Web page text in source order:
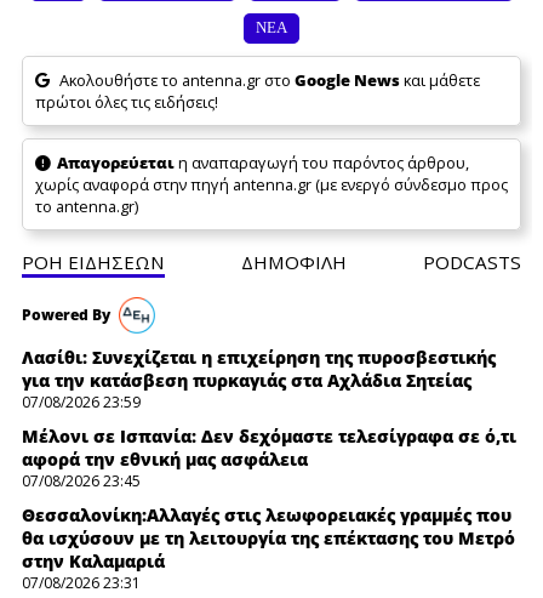
ΝΕΑ
Ακολουθήστε το antenna.gr στο Google Newsκαι μάθετε
πρώτοι όλες τις ειδήσεις!
Απαγορεύεταιη αναπαραγωγή του παρόντος άρθρου,
χωρίς αναφορά στην πηγή antenna.gr (με ενεργό σύνδεσμο προς
το antenna.gr)
ΡΟΗ ΕΙΔΗΣΕΩΝ ΔΗΜΟΦΙΛH PODCASTS
Λασίθι: Συνεχίζεται η επιχείρηση της πυροσβεστικής
για την κατάσβεση πυρκαγιάς στα Αχλάδια Σητείας
07/08/2026 23:59
Μέλονι σε Ισπανία: Δεν δεχόμαστε τελεσίγραφα σε ό,τι
αφορά την εθνική μας ασφάλεια
07/08/2026 23:45
Θεσσαλονίκη:Αλλαγές στις λεωφορειακές γραμμές που
θα ισχύσουν με τη λειτουργία της επέκτασης του Μετρό
στην Καλαμαριά
07/08/2026 23:31